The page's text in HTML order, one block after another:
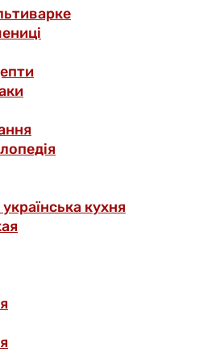
кухня